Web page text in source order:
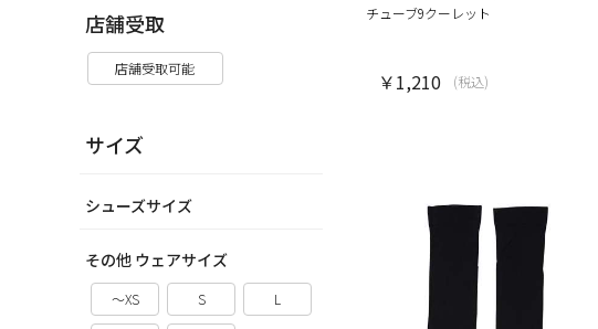
店舗受取
店舗受取可能
サイズ
シューズサイズ
その他 ウェアサイズ
～XS S L
チューブ9クーレット
￥1,210 (税込)